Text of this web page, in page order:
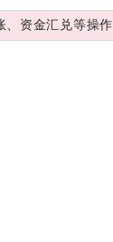
、资金汇兑等操作